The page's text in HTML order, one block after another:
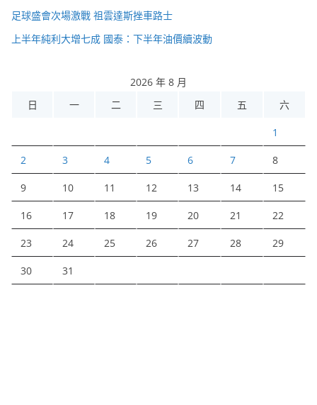
足球盛會次場激戰 祖雲達斯挫車路士
上半年純利大增七成 國泰：下半年油價續波動
2026 年 8 月
日
一 二 三 四 五 六
1
2 3 4 5 6 7 8
9 10 11 12 13 14 15
16 17 18 19 20 21 22
23 24 25 26 27 28 29
30 31